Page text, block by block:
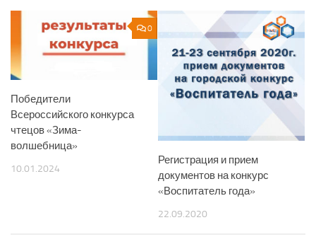
0
Победители
Всероссийского конкурса
чтецов «Зима-
волшебница»
10.01.2024
Регистрация и прием
документов на конкурс
«Воспитатель года»
22.09.2020